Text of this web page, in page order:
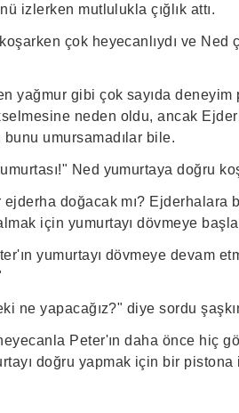
izlerken mutlulukla çığlık attı.
çok heyecanlıydı ve Ned
yağmur gibi çok sayıda deneyim
neden oldu, ancak
umursamadılar bile.
Ned yumurtaya doğru
doğacak mı? Ejderhalara
için yumurtayı dövmeye
yumurtayı dövmeye devam
ne yapacağız?" diye sordu
Peter'ın daha önce hiç
doğru yapmak için bir pistona